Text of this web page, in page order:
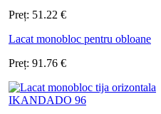
Preț: 51.22 €
Lacat monobloc pentru obloane
Preț: 91.76 €